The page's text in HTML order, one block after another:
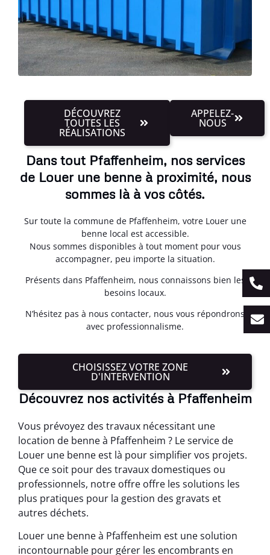
DÉCOUVREZ
TOUTES LES
RÉALISATIONS
APPELEZ-
NOUS
Dans tout Pfaffenheim, nos services
de Louer une benne à proximité, nous
sommes là à vos côtés.
Sur toute la commune de Pfaffenheim, votre Louer une
benne local est accessible.
Nous sommes disponibles à tout moment pour vous
accompagner, peu importe la situation.
Présents dans Pfaffenheim, nous connaissons bien les
besoins locaux.
N’hésitez pas à nous contacter, nous vous répondrons
avec professionnalisme.
CHOISISSEZ VOTRE ZONE
D'INTERVENTION
Découvrez nos activités à Pfaffenheim
Vous prévoyez des travaux nécessitant une
location de benne à Pfaffenheim ? Le service de
Louer une benne est là pour simplifier vos projets.
Que ce soit pour des travaux domestiques ou
professionnels, notre offre offre les solutions les
plus pratiques pour la gestion des gravats et
autres déchets.
Louer une benne à Pfaffenheim est une solution
incontournable pour gérer les encombrants en